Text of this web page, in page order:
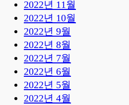
2022년 11월
2022년 10월
2022년 9월
2022년 8월
2022년 7월
2022년 6월
2022년 5월
2022년 4월